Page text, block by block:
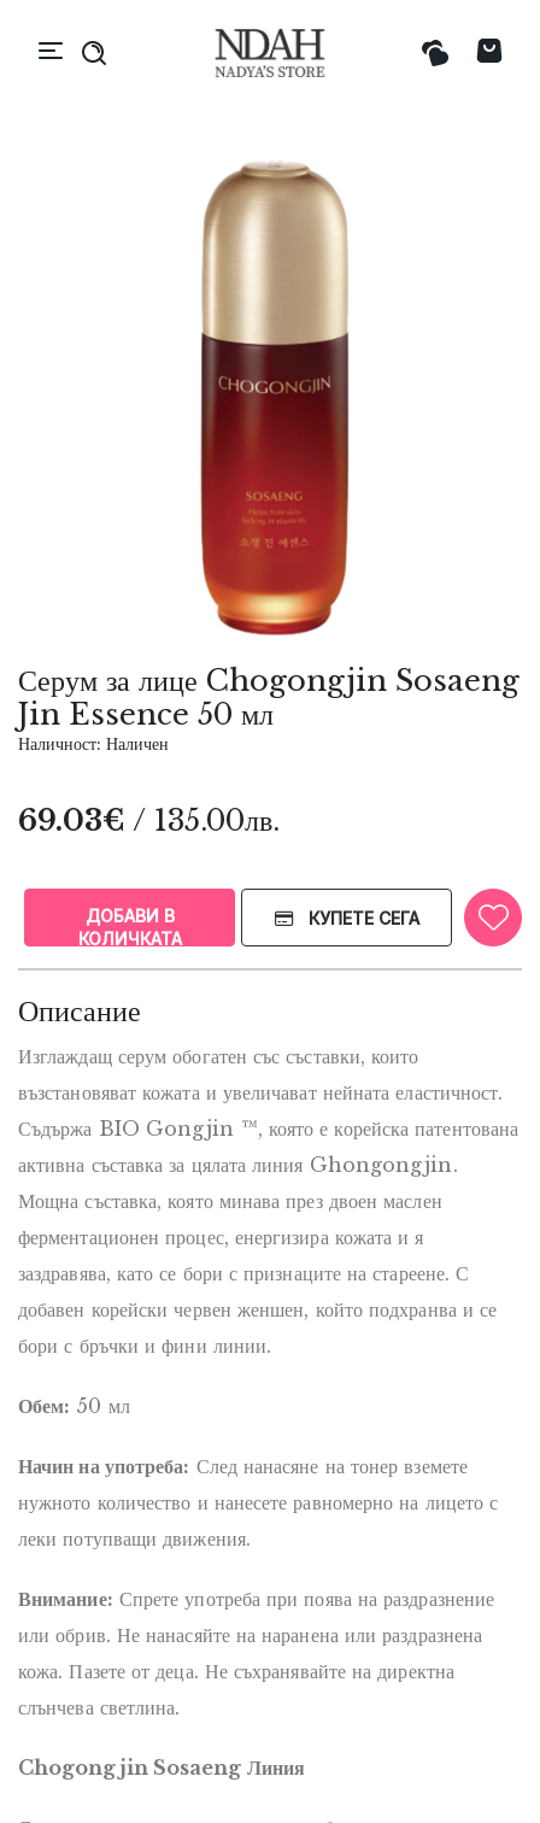
Серум за лице Chogongjin Sosaeng
Jin Essence 50 мл
Наличност: Наличен
69.03€ / 135.00лв.
ДОБАВИ В
КОЛИЧКАТА
КУПЕТЕ СЕГА
Описание
Изглаждащ серум обогатен със съставки, които
възстановяват кожата и увеличават нейната еластичност.
Съдържа BIO Gongjin ™, която е корейска патентована
активна съставка за цялата линия Ghongongjin.
Мощна съставка, която минава през двоен маслен
ферментационен процес, енергизира кожата и я
заздравява, като се бори с признаците на стареене. С
добавен корейски червен женшен, който подхранва и се
бори с бръчки и фини линии.
Обем: 50 мл
Начин на употреба: След нанасяне на тонер вземете
нужното количество и нанесете равномерно на лицето с
леки потупващи движения.
Внимание: Спрете употреба при поява на раздразнение
или обрив. Не нанасяйте на наранена или раздразнена
кожа. Пазете от деца. Не съхранявайте на директна
слънчева светлина.
Chogongjin Sosaeng Линия